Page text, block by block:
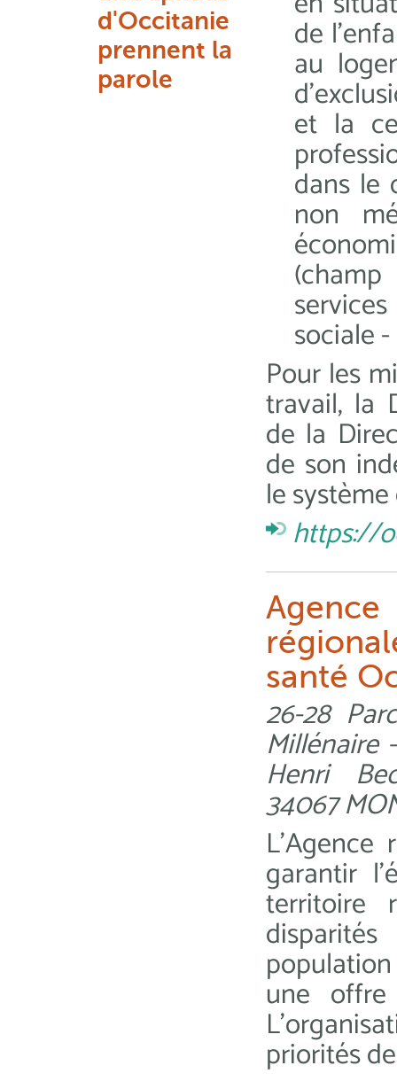
d'Occitanie
prennent la
parole
de
au
et la
dans le
non
sociale -
Pour les
travail, la
de la
de son
le
https://
Agence
santé
26-28
Millénaire
Henri
34067
garantir
territoire
une
priorités